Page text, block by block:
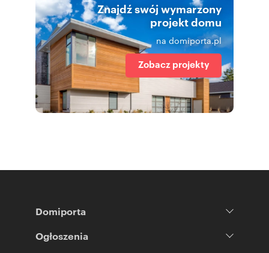
Znajdź swój wymarzony
projekt domu
na domiporta.pl
Zobacz projekty
Domiporta
Ogłoszenia